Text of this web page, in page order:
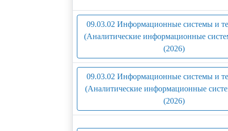
09.03.02 Информационные системы и
(Аналитические информационные
(2026)
09.03.02 Информационные системы и
(Аналитические информационные
(2026)